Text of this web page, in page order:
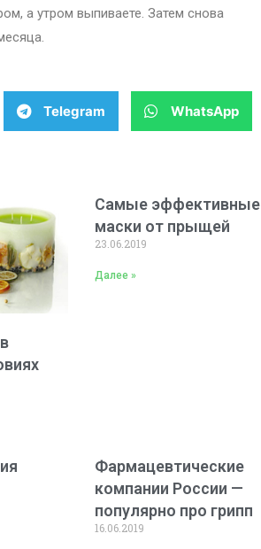
а утром выпиваете. Затем снова
Telegram WhatsApp
Самые эффективные
маски от прыщей
23.06.2019
Далее »
Фармацевтические
компании России —
популярно про грипп
16.06.2019